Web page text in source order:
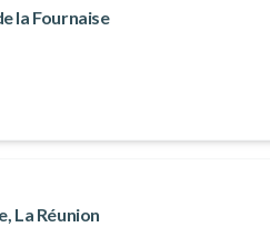
la Fournaise
La Réunion